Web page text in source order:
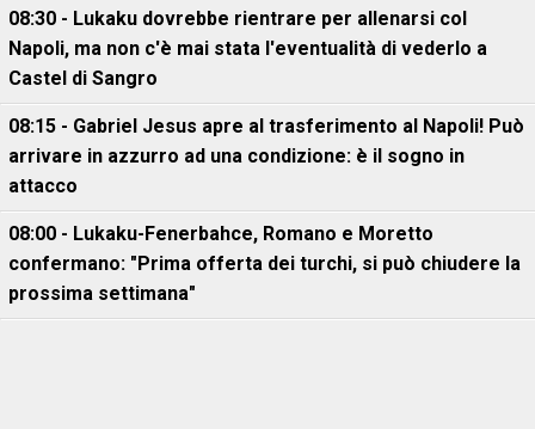
08:30 - Lukaku dovrebbe rientrare per allenarsi col
Napoli, ma non c'è mai stata l'eventualità di vederlo a
Castel di Sangro
08:15 - Gabriel Jesus apre al trasferimento al Napoli! Può
arrivare in azzurro ad una condizione: è il sogno in
attacco
08:00 - Lukaku-Fenerbahce, Romano e Moretto
confermano: "Prima offerta dei turchi, si può chiudere la
prossima settimana"